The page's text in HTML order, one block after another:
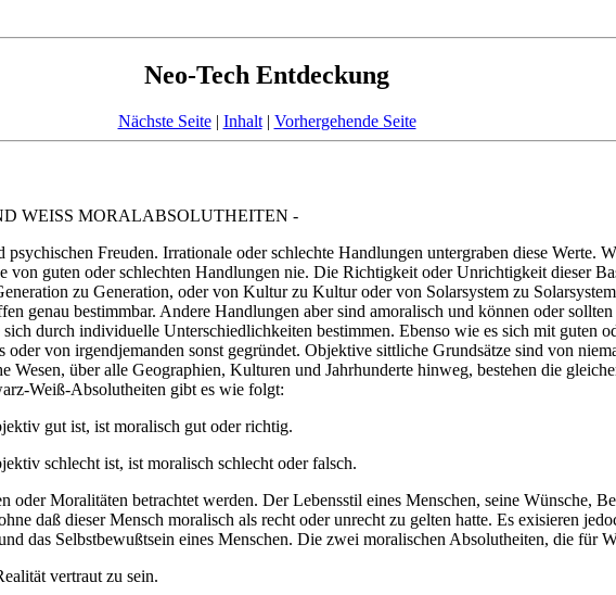
Neo-Tech Entdeckung
Nächste Seite| Inhalt| Vorhergehende Seite
WEISS MORALABSOLUTHEITEN -
Freuden. Irrationale oder schlechte Handlungen untergraben diese Werte.
von guten oder schlechten Handlungen nie. Die Richtigkeit oder Unrichtigkeit dieser
zu Generation, oder von Kultur zu Kultur oder von Solarsystem zu
genau bestimmbar. Andere Handlungen aber sind amoralisch und können oder
durch individuelle Unterschiedlichkeiten bestimmen. Ebenso wie es sich mit guten
von irgendjemanden sonst gegründet. Objektive sittliche Grundsätze sind von
Wesen, über alle Geographien, Kulturen und Jahrhunderte hinweg, bestehen die
Weiß-Absolutheiten gibt es wie folgt:
gut ist, ist moralisch gut oder richtig.
schlecht ist, ist moralisch schlecht oder falsch.
Moralitäten betrachtet werden. Der Lebensstil eines Menschen, seine Wünsche,
daß dieser Mensch moralisch als recht oder unrecht zu gelten hatte. Es exisieren
das Selbstbewußtsein eines Menschen. Die zwei moralischen Absolutheiten, die für
vertraut zu sein.